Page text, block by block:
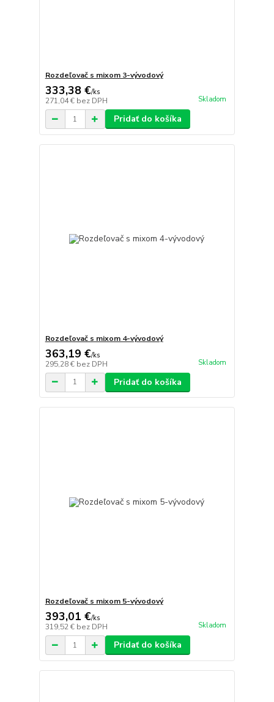
Rozdeľovač s mixom 3-vývodový
333,38 €/ks
271,04 € bez DPH Skladom
Pridať do košíka
Rozdeľovač s mixom 4-vývodový
363,19 €/ks
295,28 € bez DPH Skladom
Pridať do košíka
Rozdeľovač s mixom 5-vývodový
393,01 €/ks
319,52 € bez DPH Skladom
Pridať do košíka